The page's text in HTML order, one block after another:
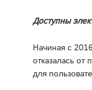
Доступны
Начиная с
отказалась от
для